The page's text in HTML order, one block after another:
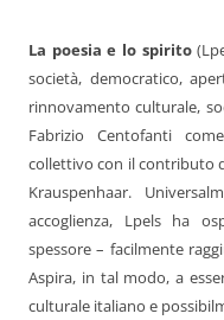
La poesia e lo spirito
società, democratico,
rinnovamento culturale,
Fabrizio Centofanti
collettivo con il contributo
Krauspenhaar.
accoglienza, Lpels ha
spessore – facilmente
Aspira, in tal modo, a
culturale italiano e